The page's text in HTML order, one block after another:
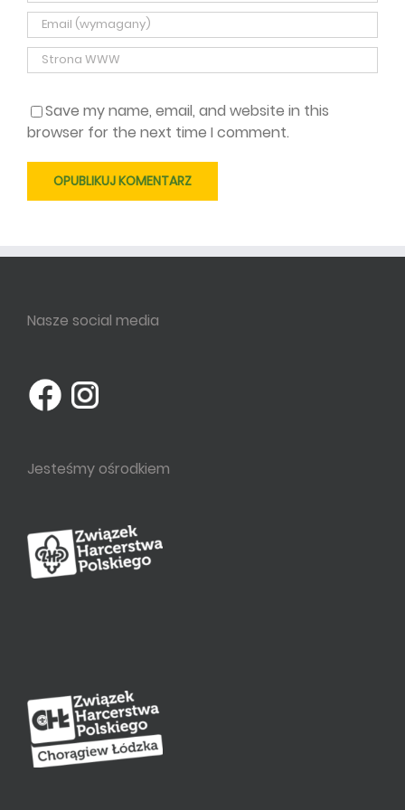
Save my name, email, and website in this
browser for the next time I comment.
Nasze social media
Jesteśmy ośrodkiem